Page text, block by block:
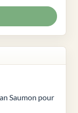
Saumon pour